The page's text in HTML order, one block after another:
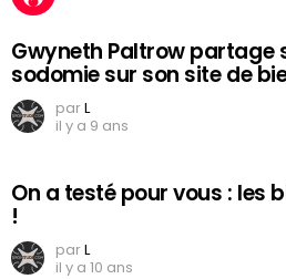
Gwyneth Paltrow partage
sodomie sur son site de
parL
il y a 9 ans
On a testé pour vous : les
!
parL
il y a 10 ans